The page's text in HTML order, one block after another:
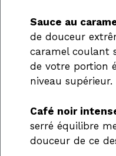
Sauce au
de douceur
caramel coulant
de votre portion
niveau supérieur.
Café noir
serré équilibre
douceur de ce